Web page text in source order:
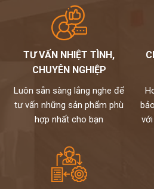
TƯ VẤN NHIỆT TÌNH,
CHUYÊN NGHIỆP
Luôn sẵn sàng lắng nghe để
tư vấn những sản phẩm phù
hợp nhất cho bạn